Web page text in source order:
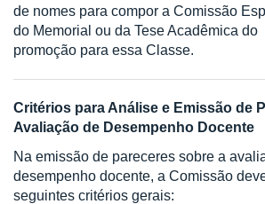
de nomes para compor a Comissão
do Memorial ou da Tese Acadêmica do
promoção para essa Classe.
Critérios para Análise e Emissão de
Avaliação de Desempenho Docente
Na emissão de pareceres sobre a
desempenho docente, a Comissão
seguintes critérios gerais: